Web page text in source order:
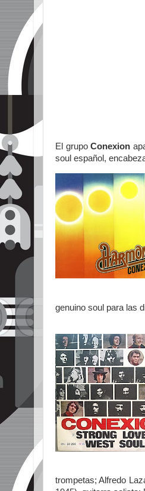
El grupoConexion
soul español,
genuino soul para las
trompetas; Alfredo